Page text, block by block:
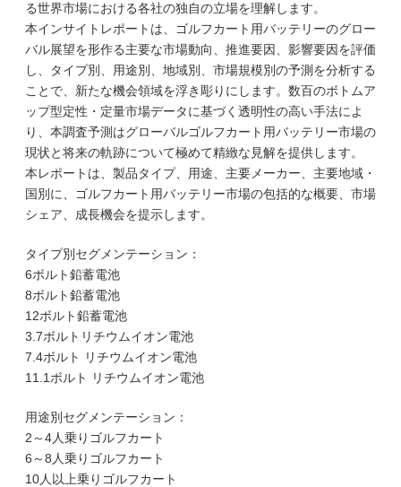
る世界市場における各社の独自の立場を理解します。
本インサイトレポートは、ゴルフカート用バッテリーのグロー
バル展望を形作る主要な市場動向、推進要因、影響要因を評価
し、タイプ別、用途別、地域別、市場規模別の予測を分析する
ことで、新たな機会領域を浮き彫りにします。数百のボトムア
ップ型定性・定量市場データに基づく透明性の高い手法によ
り、本調査予測はグローバルゴルフカート用バッテリー市場の
現状と将来の軌跡について極めて精緻な見解を提供します。
本レポートは、製品タイプ、用途、主要メーカー、主要地域・
国別に、ゴルフカート用バッテリー市場の包括的な概要、市場
シェア、成長機会を提示します。
タイプ別セグメンテーション：
6ボルト鉛蓄電池
8ボルト鉛蓄電池
12ボルト鉛蓄電池
3.7ボルトリチウムイオン電池
7.4ボルト リチウムイオン電池
11.1ボルト リチウムイオン電池
用途別セグメンテーション：
2～4人乗りゴルフカート
6～8人乗りゴルフカート
10人以上乗りゴルフカート